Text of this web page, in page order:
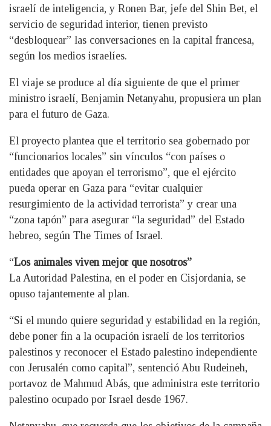
israelí de inteligencia, y Ronen Bar, jefe del Shin Bet, el
servicio de seguridad interior, tienen previsto
“desbloquear” las conversaciones en la capital francesa,
según los medios israelíes.
El viaje se produce al día siguiente de que el primer
ministro israelí, Benjamin Netanyahu, propusiera un plan
para el futuro de Gaza.
El proyecto plantea que el territorio sea gobernado por
“funcionarios locales” sin vínculos “con países o
entidades que apoyan el terrorismo”, que el ejército
pueda operar en Gaza para “evitar cualquier
resurgimiento de la actividad terrorista” y crear una
“zona tapón” para asegurar “la seguridad” del Estado
hebreo, según The Times of Israel.
“Los animales viven mejor que nosotros”
La Autoridad Palestina, en el poder en Cisjordania, se
opuso tajantemente al plan.
“Si el mundo quiere seguridad y estabilidad en la región,
debe poner fin a la ocupación israelí de los territorios
palestinos y reconocer el Estado palestino independiente
con Jerusalén como capital”, sentenció Abu Rudeineh,
portavoz de Mahmud Abás, que administra este territorio
palestino ocupado por Israel desde 1967.